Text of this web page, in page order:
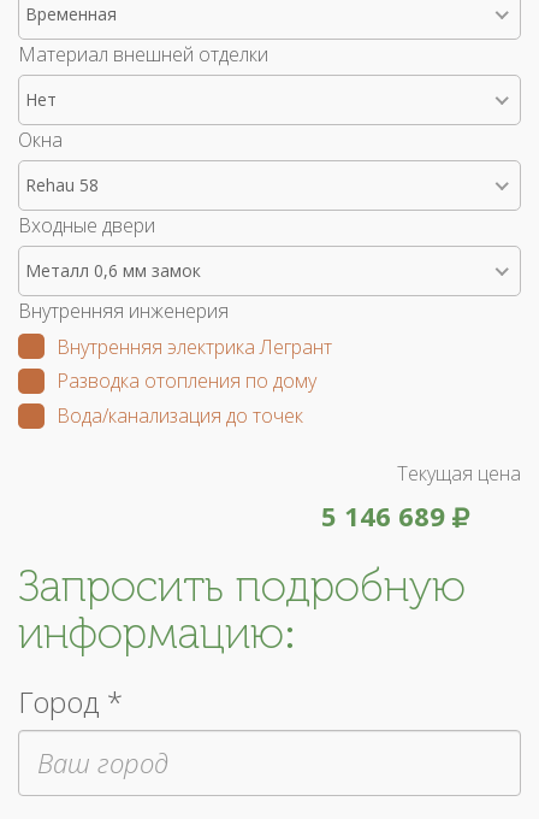
Временная
Материал внешней отделки
Нет
Окна
Rehau 58
Входные двери
Металл 0,6 мм замок
Внутренняя инженерия
Внутренняя электрика Легрант
Разводка отопления по дому
Вода/канализация до точек
Текущая цена
5 146 689
Запросить подробную
информацию:
Город *